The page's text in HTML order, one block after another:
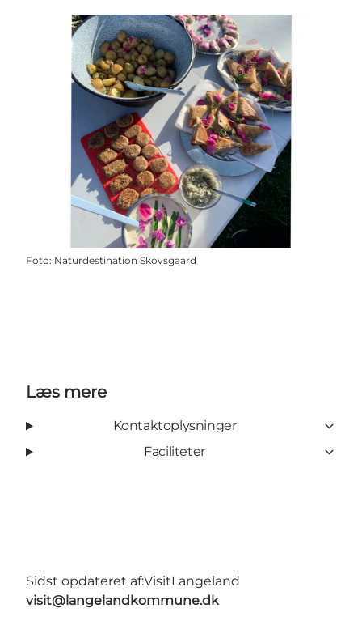
Foto: Naturdestination Skovsgaard
Læs mere
Kontaktoplysninger
Faciliteter
Sidst opdateret af:VisitLangeland
visit@langelandkommune.dk